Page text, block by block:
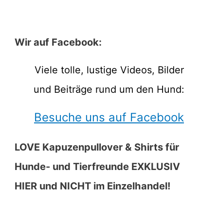
Wir auf Facebook:
Viele tolle, lustige Videos, Bilder
und Beiträge rund um den Hund:
Besuche uns auf Facebook
LOVE Kapuzenpullover & Shirts für
Hunde- und Tierfreunde EXKLUSIV
HIER und NICHT im Einzelhandel!